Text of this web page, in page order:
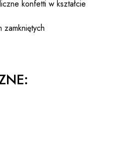
konfetti w kształcie